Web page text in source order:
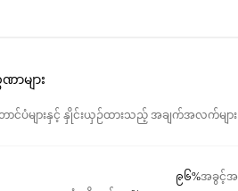
ာများ
င်ပံများနှင့် နှိုင်းယှဉ်ထားသည့် အချက်အလက်များ
အခွင့်အ
၉၆%